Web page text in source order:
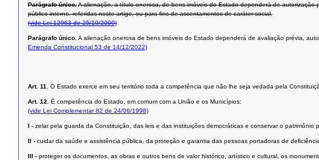
Parágrafo único.A alienação, a título oneroso, de bens imóveis do Estado dependerá de
público interno, referidas neste artigo, ou para ﬁns de assentamentos de caráter social.
(vide Lei 12963 de 25/10/2000)
Parágrafo único. A alienação onerosa de bens imóveis do Estado dependerá de avaliação prévia,
Emenda Constitucional 53 de 14/12/2022)
Art. 11. O Estado exerce em seu território toda a competência que não lhe seja vedada pela
Art. 12.
É competência do Estado, em comum com a União e os Municípios:
(vide Lei Complementar 82 de 24/06/1998)
I - zelar pela guarda da Constituição, das leis e das instituições democráticas e conservar o patrimônio
II - cuidar da saúde e assistência pública, da proteção e garantia das pessoas portadoras de
III - proteger os documentos, as obras e outros bens de valor histórico, artístico e cultural, os